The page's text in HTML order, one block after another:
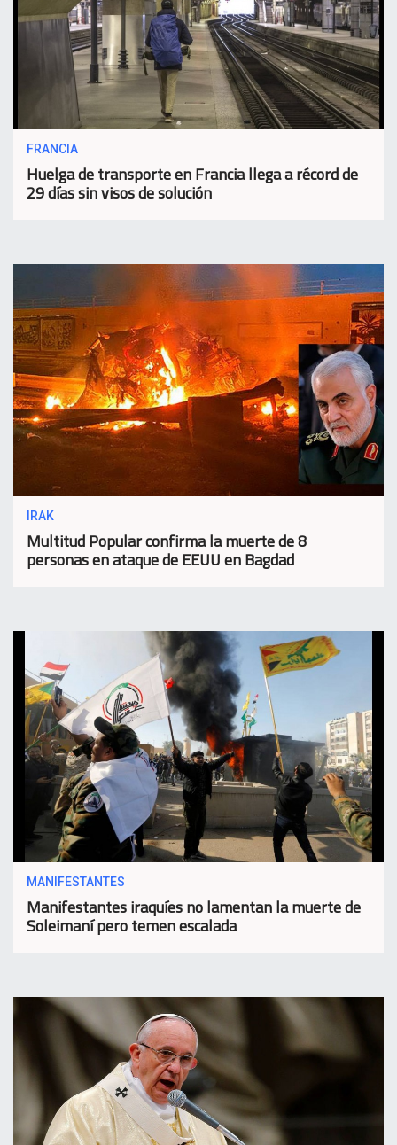
FRANCIA
Huelga de transporte en Francia llega a récord de
29 días sin visos de solución
IRAK
Multitud Popular confirma la muerte de 8
personas en ataque de EEUU en Bagdad
MANIFESTANTES
Manifestantes iraquíes no lamentan la muerte de
Soleimaní pero temen escalada